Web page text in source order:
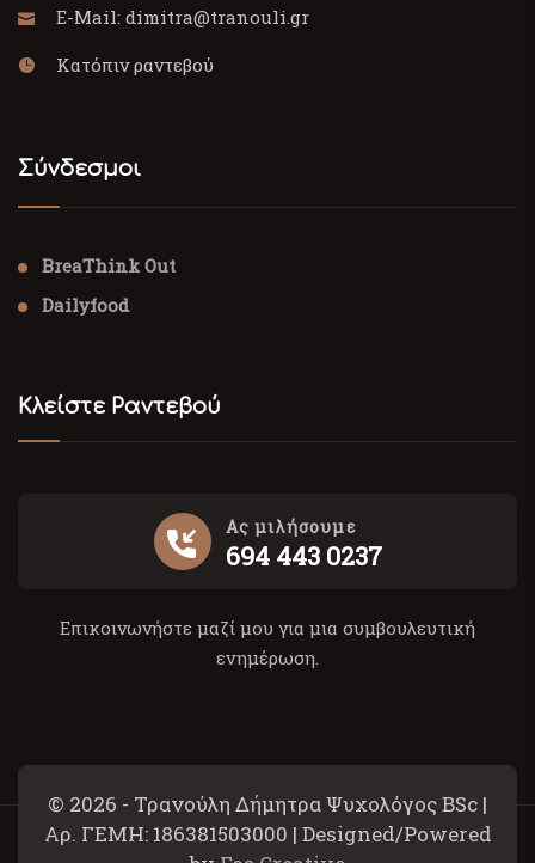
E-Mail: dimitra@tranouli.gr
Κατόπιν ραντεβού
Σύνδεσμοι
BreaThink Out
Dailyfood
Κλείστε Ραντεβού
Ας μιλήσουμε
694 443 0237
Επικοινωνήστε μαζί μου για μια συμβουλευτική
ενημέρωση.
© 2026 - Τρανούλη Δήμητρα Ψυχολόγος BSc |
Αρ. ΓΕΜΗ: 186381503000 | Designed/Powered